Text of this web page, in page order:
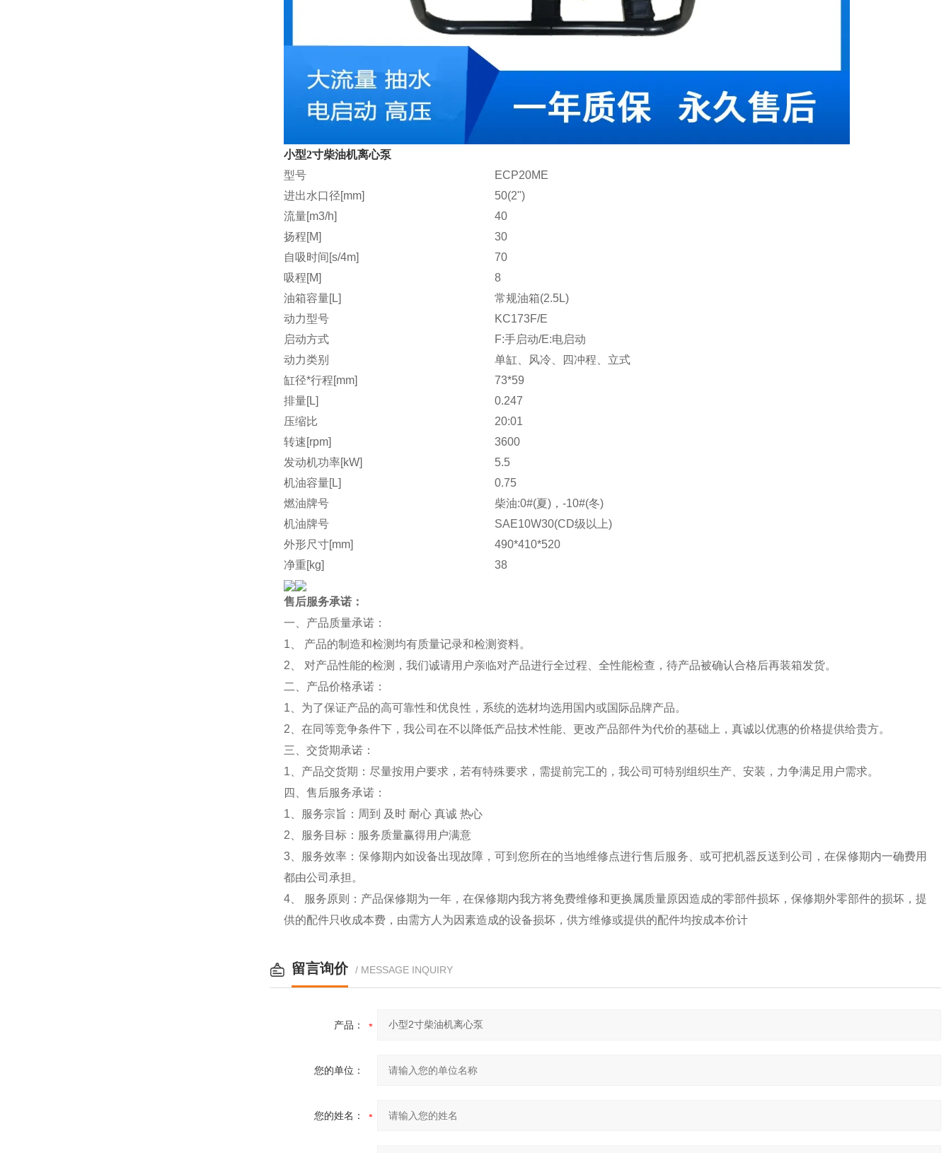
小型2寸柴油机离心泵
型号
ECP20ME
进出水口径[mm]
50(2")
流量[m3/h]
40
扬程[M]
30
自吸时间[s/4m]
70
吸程[M]
8
油箱容量[L]
常规油箱(2.5L)
动力型号
KC173F/E
启动方式
F:手启动/E:电启动
动力类别
单缸、风冷、四冲程、立式
缸径*行程[mm]
73*59
排量[L]
0.247
压缩比
20:01
转速[rpm]
3600
发动机功率[kW]
5.5
机油容量[L]
0.75
燃油牌号
柴油:0#(夏)，-10#(冬)
机油牌号
SAE10W30(CD级以上)
外形尺寸[mm]
490*410*520
净重[kg]
38
售后服务承诺：
一、产品质量承诺：
1、 产品的制造和检测均有质量记录和检测资料。
2、 对产品性能的检测，我们诚请用户亲临对产品进行全过程、全性能检查，待产品被确认合格后再装箱发货。
二、产品价格承诺：
1、为了保证产品的高可靠性和优良性，系统的选材均选用国内或国际品牌产品。
2、在同等竞争条件下，我公司在不以降低产品技术性能、更改产品部件为代价的基础上，真诚以优惠的价格提供给贵方。
三、交货期承诺：
1、产品交货期：尽量按用户要求，若有特殊要求，需提前完工的，我公司可特别组织生产、安装，力争满足用户需求。
四、售后服务承诺：
1、服务宗旨：周到 及时 耐心 真诚 热心
2、服务目标：服务质量赢得用户满意
3、服务效率：保修期内如设备出现故障，可到您所在的当地维修点进行售后服务、或可把机器反送到公司，在保修期内一确费用
都由公司承担。
4、 服务原则：产品保修期为一年，在保修期内我方将免费维修和更换属质量原因造成的零部件损坏，保修期外零部件的损坏，提
供的配件只收成本费，由需方人为因素造成的设备损坏，供方维修或提供的配件均按成本价计
留言询价 / MESSAGE INQUIRY
产品：
您的单位：
您的姓名：